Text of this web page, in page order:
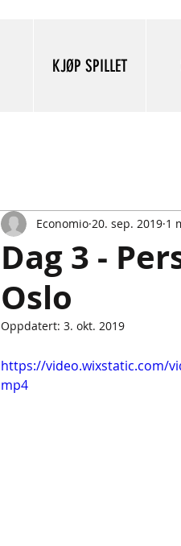
KJØP SPILLET
Dag 3 -
Oslo
Economio 20. sep. 2019 1
Oppdatert: 3. okt. 2019
https://video.wixstatic.com/
mp4